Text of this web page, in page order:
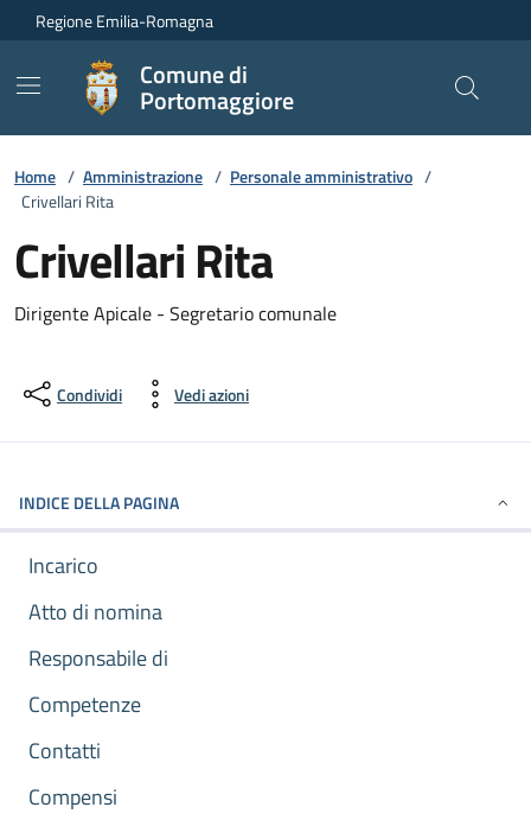
Vai ai contenuti
Vai al footer
Regione Emilia-Romagna
Comune di
Portomaggiore
Home / Amministrazione / Personale amministrativo /
Crivellari Rita
Crivellari Rita
Dirigente Apicale - Segretario comunale
Condividi Vedi azioni
INDICE DELLA PAGINA
Incarico
Atto di nomina
Responsabile di
Competenze
Contatti
Compensi